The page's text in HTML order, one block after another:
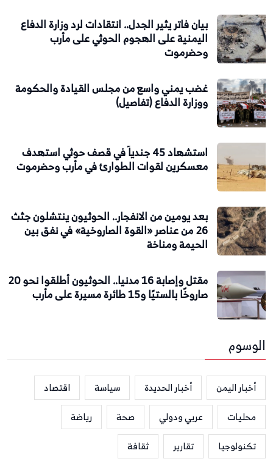
بيان فاتر يثير الجدل.. انتقادات لرد وزارة الدفاع
اليمنية على الهجوم الحوثي على مأرب
وحضرموت
غضب يمني واسع من مجلس القيادة والحكومة
ووزارة الدفاع (تفاصيل)
استشهاد 45 جندياً في قصف حوثي استهدف
معسكرين لقوات الطوارئ في مأرب وحضرموت
بعد يومين من الانفجار.. الحوثيون ينتشلون جثث
26 من عناصر «القوة الصاروخية» في نفق بين
الحيمة ومناخة
مقتل وإصابة 16 مدنيا.. الحوثيون أطلقوا نحو 20
صاروخًا بالستيًا و15 طائرة مسيرة على مأرب
الوسوم
أخبار اليمن أخبار الحديدة سياسة
اقتصاد
محليات
عربي ودولي صحة
رياضة
تكنولوجيا
تقارير ثقافة